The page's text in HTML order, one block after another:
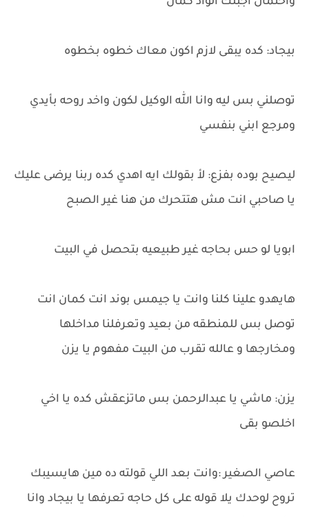
بيجاد: كده يبقى لازم اكون معاك خطوه بخطوه
توصلني بس ليه وانا الله الوكيل لكون واخد روحه بأيدي
ومرجع ابني بنفسي
ليصيح بوده بفزع: لأ بقولك ايه اهدي كده ربنا يرضى عليك
يا صاحبي انت مش هتتحرك من هنا غير الصبح
ابويا لو حس بحاجه غير طبيعيه بتحصل في البيت
هايهدو علينا كلنا وانت يا جيمس بوند انت كمان انت
توصل بس للمنطقه من بعيد وتعرفلنا مداخلها
ومخارجها و عالله تقرب من البيت مفهوم يا يزن
يزن: ماشي يا عبدالرحمن بس ماتزعقش كده يا اخي
اخلصو بقى
عاصي الصغير :وانت بعد اللي قولته ده مين هايسيبك
تروح لوحدك يلا قوله على كل حاجه تعرفها يا بيجاد وانا